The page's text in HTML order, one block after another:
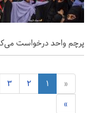
پرچم واحد درخواست
«
1
2
3
»